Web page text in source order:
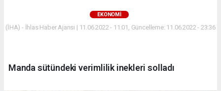
EKONOMİ
(İHA) - İhlas Haber Ajansı | 11.06.2022 - 11:01, Güncelleme: 11.06.2022 - 23:36
Manda sütündeki verimlilik inekleri solladı